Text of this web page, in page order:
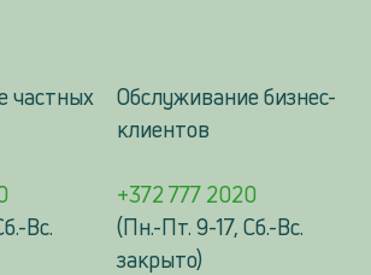
частных
Вс.
Обслуживание бизнес-
клиентов
+372 777 2020
(Пн.-Пт. 9-17, Сб.-Вс.
закрыто)